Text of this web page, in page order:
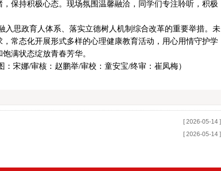
保持积极心态。现场氛围温馨融洽，同学们专注聆听，积极
入思政育人体系、落实立德树人机制综合改革的重要举措。未
常态化开展形式多样的心理健康教育活动，用心用情守护学
满状态绽放青春芳华。
：宋娜/审核：赵鹏举/审校：童安宝/终审：崔凤梅）
[ 2026-05-14 ]
[ 2026-05-14 ]